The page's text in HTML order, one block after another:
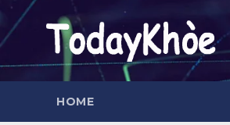
Skip
to
HOME